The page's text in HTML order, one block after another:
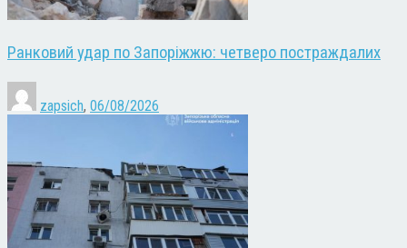
Ранковий удар по Запоріжжю: четверо постраждалих
zapsich, 06/08/2026